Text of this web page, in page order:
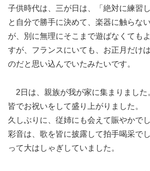
子供時代は、三が日は、「絶対に練習
と自分で勝手に決めて、楽器に触らな
が、別に無理にそこまで遊ばなくても
すが、フランスにいても、お正月だけ
のだと思い込んでいたみたいです。
2日は、親族が我が家に集まりました
皆でお祝いをして盛り上がりました。
久しぶりに、従姉にも会えて賑やかでし
彩音は、歌を皆に披露して拍手喝采で
って大はしゃぎしていました。